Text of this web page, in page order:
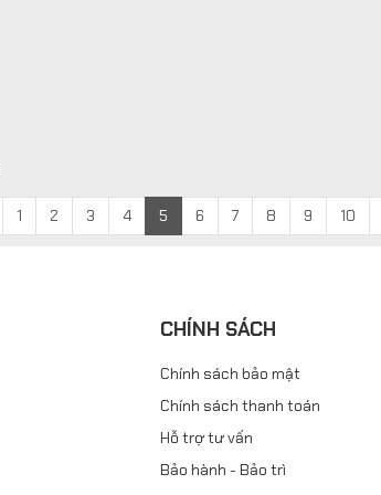
1 2 3 4 5 6 7 8 9 10
CHÍNH SÁCH
Chính sách bảo mật
Chính sách thanh toán
Hỗ trợ tư vấn
Bảo hành - Bảo trì